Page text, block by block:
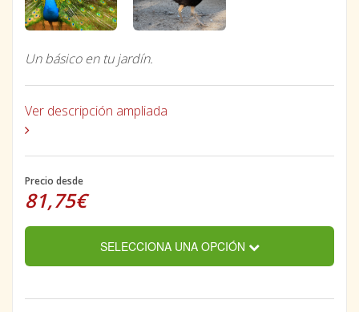
Un básico en tu jardín.
Ver descripción ampliada
Precio desde
81,75€
SELECCIONA UNA OPCIÓN